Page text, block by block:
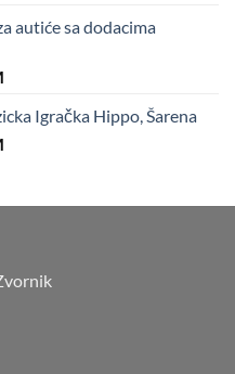
is:autiće sa dodacima
Current
is:
29,90 KM.
Igračka Hippo, Šarena
Current
49,90 KM.